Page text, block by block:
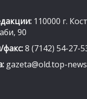
110000 г.
90
8 (7142) 54-27-
gazeta@old.top-